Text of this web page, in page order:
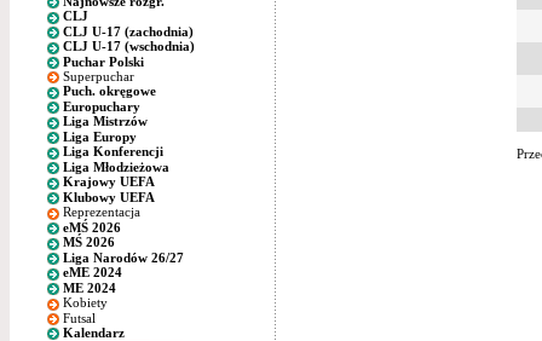
CLJ
CLJ U-17 (zachodnia)
CLJ U-17 (wschodnia)
Puchar Polski
Superpuchar
Puch. okręgowe
Europuchary
Liga Mistrzów
Liga Europy
Liga Konferencji
Liga Młodzieżowa
Krajowy UEFA
Klubowy UEFA
Reprezentacja
eMŚ 2026
MŚ 2026
Liga Narodów 26/27
eME 2024
ME 2024
Kobiety
Futsal
Kalendarz